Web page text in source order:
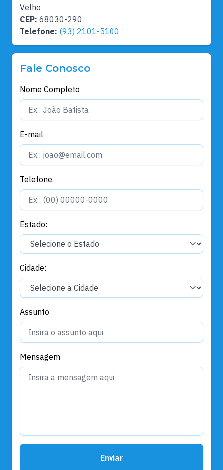
Velho
CEP: 68030-290
Telefone: (93) 2101-5100
Fale Conosco
Nome Completo
E-mail
Telefone
Estado:
Cidade:
Assunto
Mensagem
Enviar